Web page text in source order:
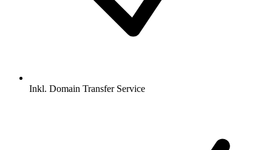
Inkl. Domain Transfer Service